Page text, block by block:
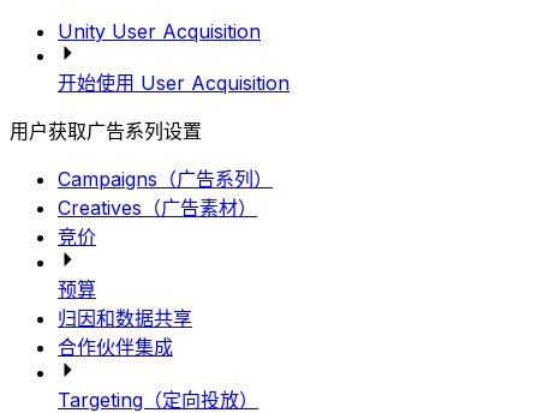
Unity User Acquisition
开始使用 User Acquisition
用户获取广告系列设置
Campaigns（广告系列）
Creatives（广告素材）
竞价
预算
归因和数据共享
合作伙伴集成
Targeting（定向投放）